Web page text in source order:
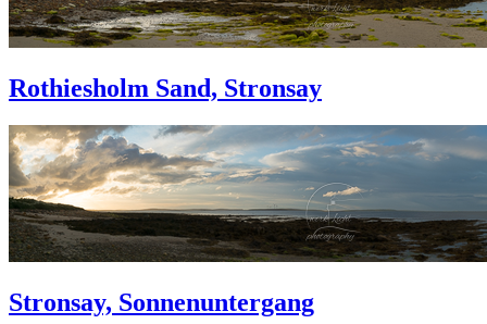
Rothiesholm Sand, Stronsay
Stronsay, Sonnenuntergang